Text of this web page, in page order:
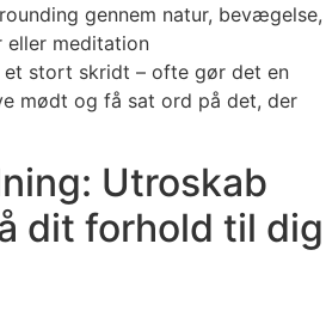
gennem natur, bevægelse,
meditation
stort skridt – ofte gør det en
mødt og få sat ord på det, der
Utroskab
dit forhold til dig